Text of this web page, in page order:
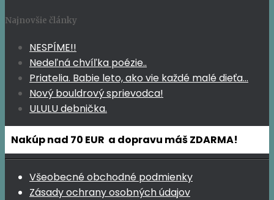
Najnovšie články
NESPÍME!!
Nedeľná chvíľka poézie..
Priatelia. Babie leto, ako vie každé malé dieťa…
Nový bouldrový sprievodca!
ULULU debnička.
Nakúp nad 70 EUR a dopravu máš ZDARMA!
Všeobecné obchodné podmienky
Zásady ochrany osobných údajov